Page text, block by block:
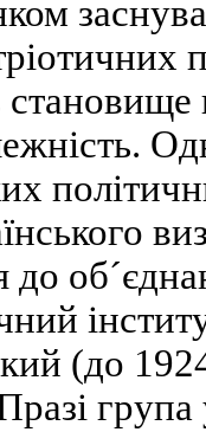
становище
до
(до
група